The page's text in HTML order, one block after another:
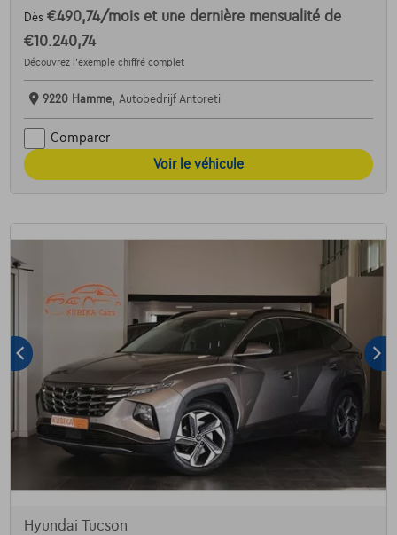
Dès €490,74/mois et une dernière mensualité de
€10.240,74
Découvrez l’exemple chiffré complet
9220 Hamme, Autobedrijf Antoreti
Comparer
Voir le véhicule
Hyundai Tucson